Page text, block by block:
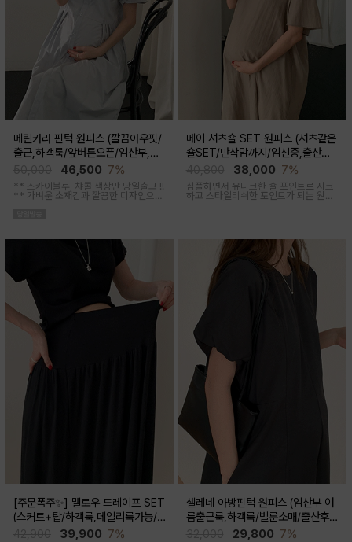
메린카라 핀턱 원피스 (깔끔아우핏/
출근,하객룩/앞버튼오픈/임산부,출
산후 착용가능)46,500 7%
** 스카이블루, 챠콜 색상만 당일출고 !!
** 가벼운 소재감과 깔끔한 디자인으로
메이 셔츠숄 SET 원피스 (셔츠같은
숄SET/만삭맘까지/임신중,출산후
38,000 7%
심플하면서 유니크한 숄 포인트로 시크
하고 스타일리쉬한 포인트가 되는 원피
[주문폭주✨] 멜로우 드레이프 SET
(스커트+탑/하객룩,데일리룩가능/
임산부,출산후 착용가능)
39,900 7%
셀레네 아방핀턱 원피스 (임산부 여
름출근룩,하객룩/벌룬소매/출산후
29,800 7%